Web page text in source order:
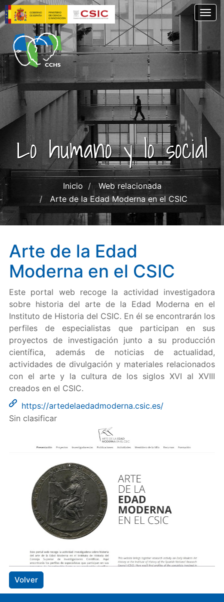
Pasar
al
contenido
principal
Lo humano y lo social
Inicio
Web relacionada
Arte de la Edad Moderna en el CSIC
Arte de la Edad
Moderna en el CSIC
Este portal web recoge la actividad investigadora
sobre historia del arte de la Edad Moderna en el
Instituto de Historia del CSIC. En él se encontrarán los
perfiles de especialistas que participan en sus
proyectos de investigación junto a su producción
científica, además de noticias de actualidad,
actividades de divulgación y materiales relacionados
con el arte y la cultura de los siglos XVI al XVIII
creados en el CSIC.
https://artedelaedadmoderna.csic.es/
Sin clasificar
Volver